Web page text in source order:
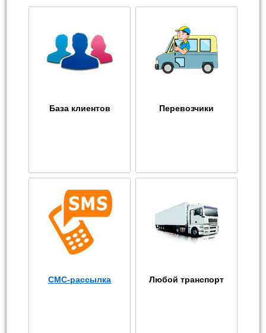
База клиентов Перевозчики
СМС-рассылка Любой транспорт